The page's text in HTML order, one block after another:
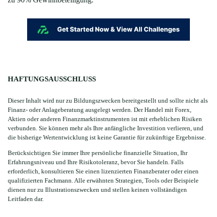
HAFTUNGSAUSSCHLUSS
Dieser Inhalt wird nur zu Bildungszwecken bereitgestellt und sollte nicht als
Finanz- oder Anlageberatung ausgelegt werden. Der Handel mit Forex,
Aktien oder anderen Finanzmarktinstrumenten ist mit erheblichen Risiken
verbunden. Sie können mehr als Ihre anfängliche Investition verlieren, und
die bisherige Wertentwicklung ist keine Garantie für zukünftige Ergebnisse.
Berücksichtigen Sie immer Ihre persönliche finanzielle Situation, Ihr
Erfahrungsniveau und Ihre Risikotoleranz, bevor Sie handeln. Falls
erforderlich, konsultieren Sie einen lizenzierten Finanzberater oder einen
qualifizierten Fachmann. Alle erwähnten Strategien, Tools oder Beispiele
dienen nur zu Illustrationszwecken und stellen keinen vollständigen
Leitfaden dar.